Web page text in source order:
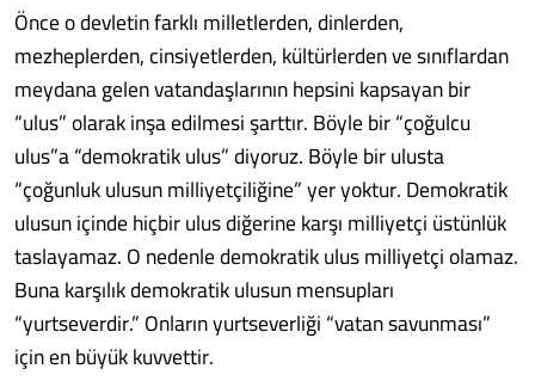
Önce o devletin farklı milletlerden, dinlerden,
mezheplerden, cinsiyetlerden, kültürlerden ve sınıflardan
meydana gelen vatandaşlarının hepsini kapsayan bir
“ulus” olarak inşa edilmesi şarttır. Böyle bir “çoğulcu
ulus”a “demokratik ulus” diyoruz. Böyle bir ulusta
“çoğunluk ulusun milliyetçiliğine” yer yoktur. Demokratik
ulusun içinde hiçbir ulus diğerine karşı milliyetçi üstünlük
taslayamaz. O nedenle demokratik ulus milliyetçi olamaz.
Buna karşılık demokratik ulusun mensupları
“yurtseverdir.” Onların yurtseverliği “vatan savunması”
için en büyük kuvvettir.